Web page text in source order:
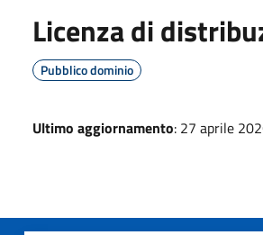
Licenza di
Pubblico dominio
Ultimo aggiornamento: 27 aprile